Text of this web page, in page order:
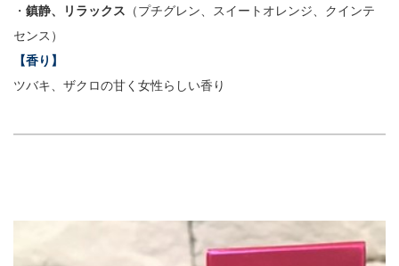
・ 鎮静、リラックス （プチグレン、スイートオレンジ、クインテ
センス）
【香り】
ツバキ、ザクロの甘く女性らしい香り